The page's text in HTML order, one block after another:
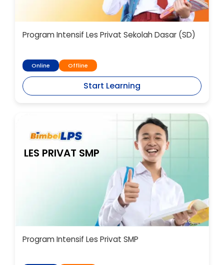
Program Intensif Les Privat Sekolah Dasar (SD)
Online Offline
Start Learning
LES PRIVAT SMP
Program Intensif Les Privat SMP